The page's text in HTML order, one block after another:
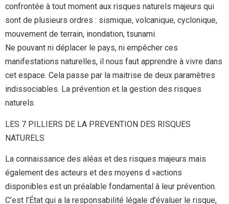
confrontée à tout moment aux risques naturels majeurs qui
sont de plusieurs ordres : sismique, volcanique, cyclonique,
mouvement de terrain, inondation, tsunami.
Ne pouvant ni déplacer le pays, ni empêcher ces
manifestations naturelles, il nous faut apprendre à vivre dans
cet espace. Cela passe par la maitrise de deux paramètres
indissociables. La prévention et la gestion des risques
naturels.
LES 7 PILLIERS DE LA PREVENTION DES RISQUES
NATURELS
La connaissance des aléas et des risques majeurs mais
également des acteurs et des moyens d »actions
disponibles est un préalable fondamental à leur prévention.
C’est l’État qui a la responsabilité légale d’évaluer le risque,